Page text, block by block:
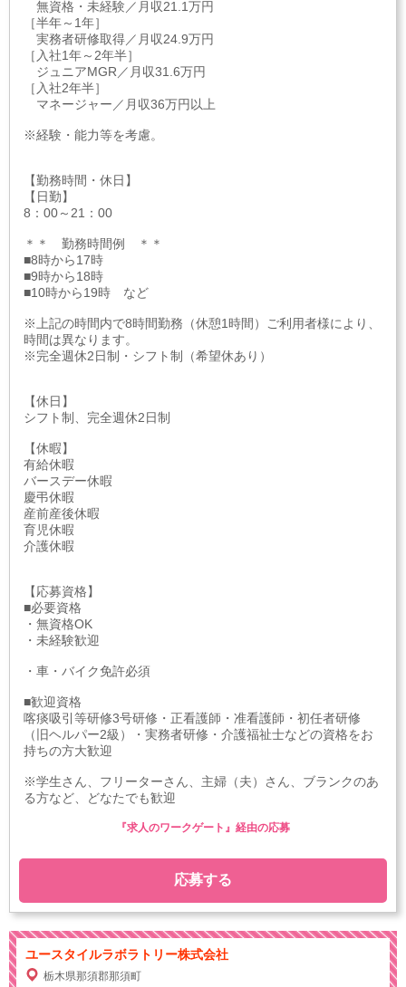
無資格・未経験／月収21.1万円
［半年～1年］
実務者研修取得／月収24.9万円
［入社1年～2年半］
ジュニアMGR／月収31.6万円
［入社2年半］
マネージャー／月収36万円以上
※経験・能力等を考慮。
【勤務時間・休日】
【日勤】
8：00～21：00
＊＊ 勤務時間例 ＊＊
■8時から17時
■9時から18時
■10時から19時 など
※上記の時間内で8時間勤務（休憩1時間）ご利用者様により、
時間は異なります。
※完全週休2日制・シフト制（希望休あり）
【休日】
シフト制、完全週休2日制
【休暇】
有給休暇
バースデー休暇
慶弔休暇
産前産後休暇
育児休暇
介護休暇
【応募資格】
■必要資格
・無資格OK
・未経験歓迎
・車・バイク免許必須
■歓迎資格
喀痰吸引等研修3号研修・正看護師・准看護師・初任者研修
（旧ヘルパー2級）・実務者研修・介護福祉士などの資格をお
持ちの方大歓迎
※学生さん、フリーターさん、主婦（夫）さん、ブランクのあ
る方など、どなたでも歓迎
応募する
『求人のワークゲート』経由の応募
ユースタイルラボラトリー株式会社
栃木県那須郡那須町